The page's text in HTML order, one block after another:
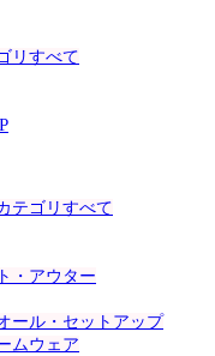
リすべて
テゴリすべて
・アウター
ール・セットアップ
ムウェア